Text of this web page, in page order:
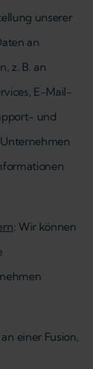
unserer
an
z. B. an
E-Mail-
und
: Wir können
einer Fusion,